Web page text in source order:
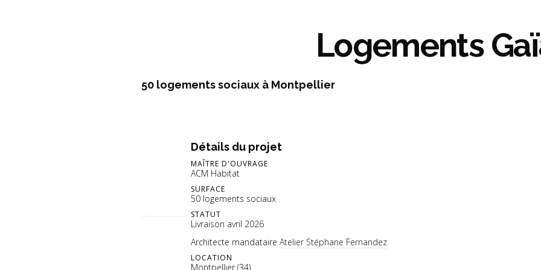
Logements
50 logements sociaux à Montpellier
Détails du projet
MAÎTRE D'OUVRAGE
ACM Habitat
SURFACE
50 logements sociaux
STATUT
Livraison avril 2026
Architecte mandataire Atelier Stéphane Fernandez
LOCATION
Montpellier (34)